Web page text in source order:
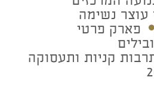
עוצר נשימה
פארק פרטי
קניות ותעסוקה